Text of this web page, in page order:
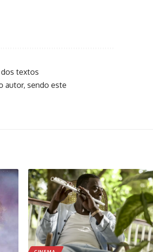
textos
autor, sendo este